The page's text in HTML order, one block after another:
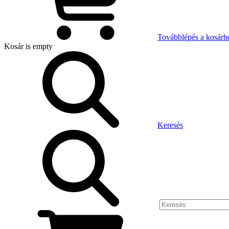
Továbblépés a
Kosáris empty
Keresés